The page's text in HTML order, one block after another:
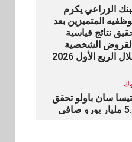
الزراعي يكرم
المتميزين بعد
نتائج قياسية
الشخصية
الربع الأول 2026
سان باولو تحقق
5.6 مليار يورو صافي